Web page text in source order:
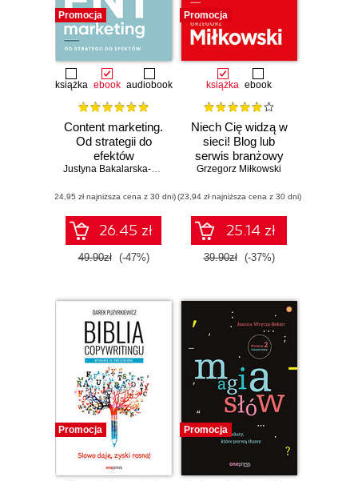
Promocja
książka ebook audiobook
Content marketing.
Od strategii do
efektów
Justyna Bakalarska-Stankiewicz
(24,95 zł najniższa cena z 30 dni)
26.45 zł
49.90zł (-47%)
Promocja
książka ebook
Niech Cię widzą w
sieci! Blog lub
serwis branżowy
od podstaw
Grzegorz Miłkowski
(23,94 zł najniższa cena z 30 dni)
25.14 zł
39.90zł (-37%)
Promocja Promocja